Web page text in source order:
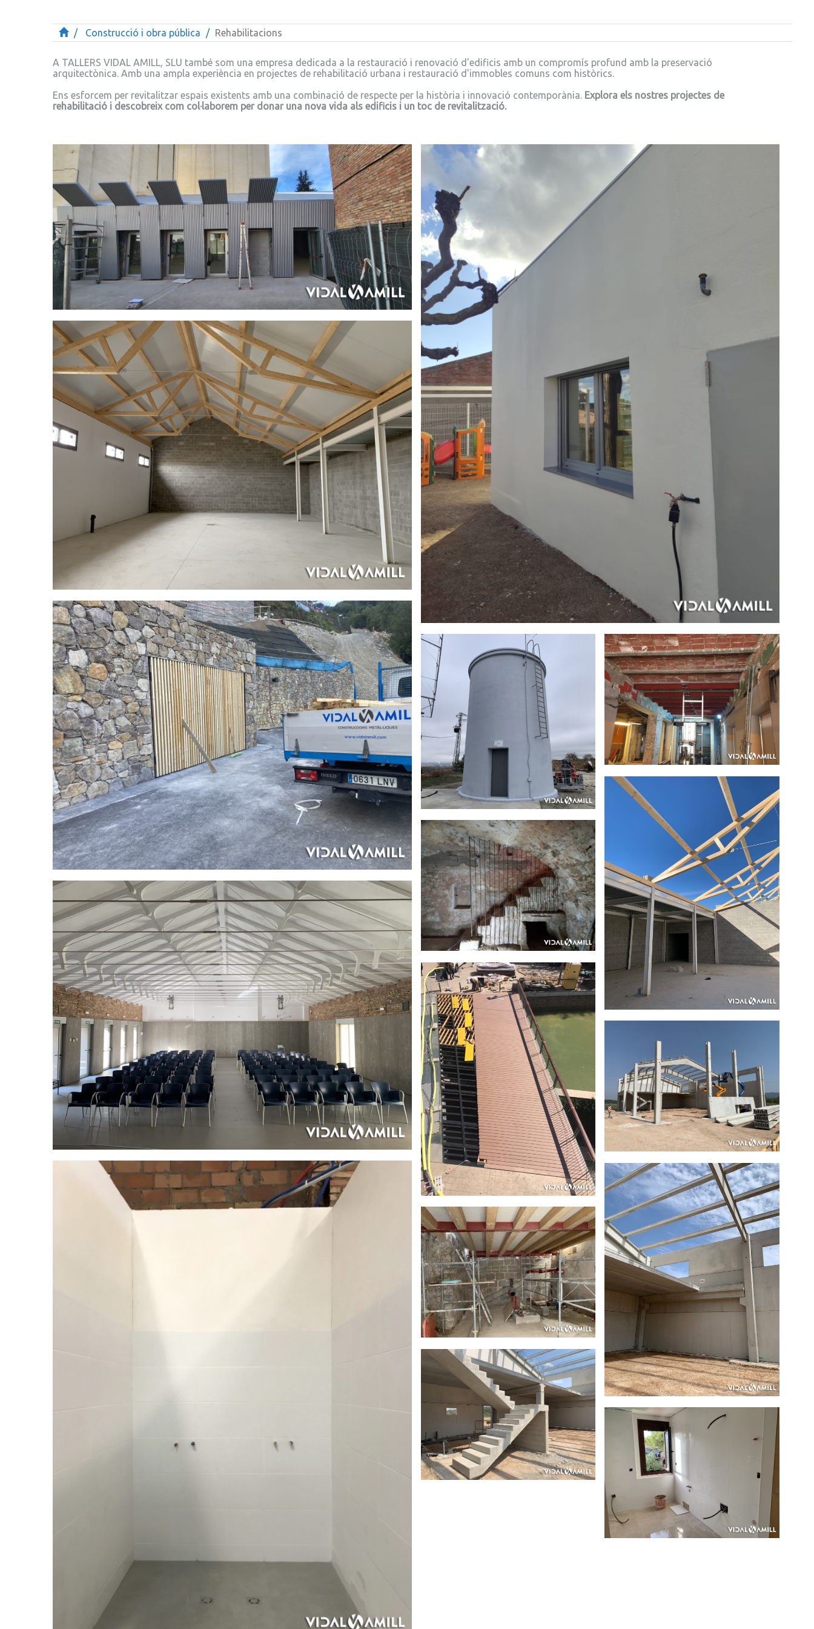
Construcció i obra pública Rehabilitacions
A TALLERS VIDAL AMILL, SLU també som una empresa dedicada a la restauració i renovació d'edificis amb un compromís profund amb la preservació
arquitectònica. Amb una ampla experiència en projectes de rehabilitació urbana i restauració d'immobles comuns com històrics.
Ens esforcem per revitalitzar espais existents amb una combinació de respecte per la història i innovació contemporània. Explora els nostres projectes de
rehabilitació i descobreix com col·laborem per donar una nova vida als edificis i un toc de revitalització.